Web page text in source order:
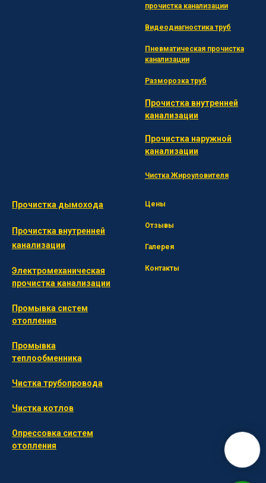
прочистка канализации
Видеодиагностика труб
Пневматическая прочистка
канализации
Разморозка труб
Прочистка внутренней
канализации
Прочистка наружной
канализации
Чистка Жироуловителя
Прочистка дымохода
Прочистка внутренней
канализации
Электромеханическая
прочистка канализации
Промывка систем
отопления
П ромывка
теплообменника
Ч истка трубопровода
Ч истка котлов
Опрессовка систем
отопления
Цены
Отзывы
Галерея
Контакты